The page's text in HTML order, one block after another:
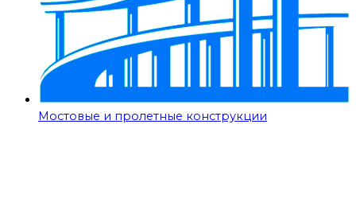
Мостовые и пролетные конструкции